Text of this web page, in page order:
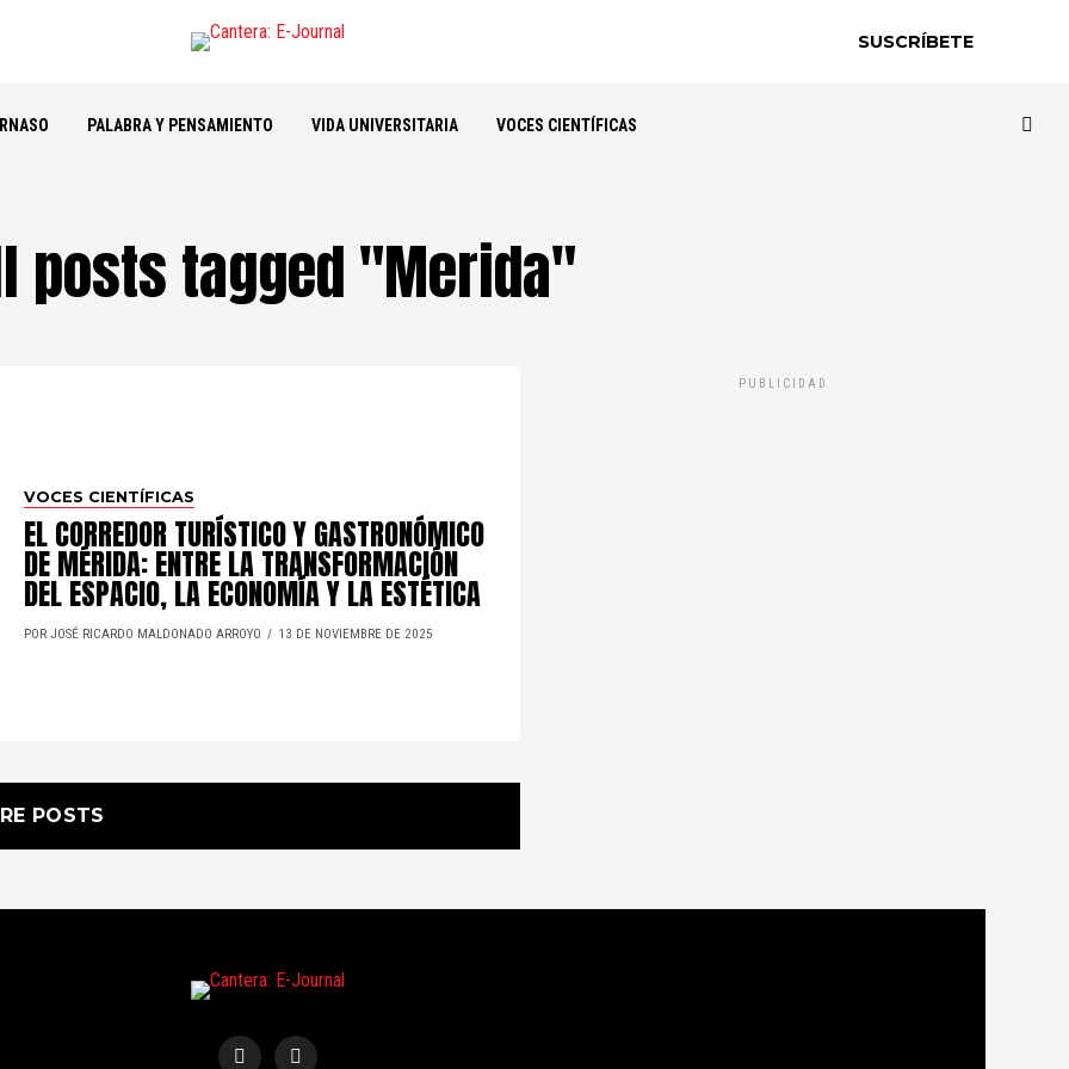
SUSCRÍBETE
PALABRA Y PENSAMIENTO VIDA UNIVERSITARIA VOCES CIENTÍFICAS
posts tagged "Merida"
VOCES CIENTÍFICAS
EL CORREDOR TURÍSTICO Y GASTRONÓMICO
DE MÉRIDA: ENTRE LA TRANSFORMACIÓN
DEL ESPACIO, LA ECONOMÍA Y LA ESTÉTICA
POR JOSÉ RICARDO MALDONADO ARROYO 13 DE NOVIEMBRE DE 2025
POSTS
PUBLICIDAD